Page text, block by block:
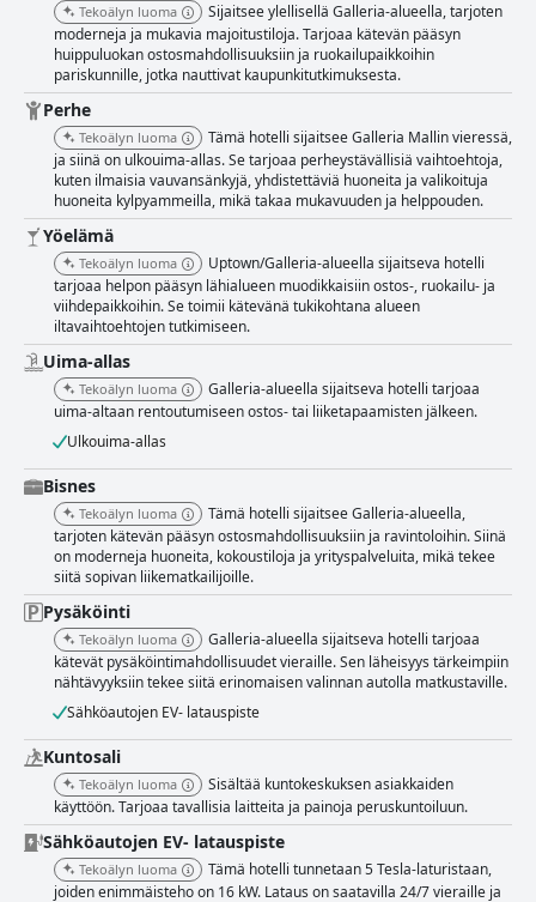
Tekoälyn luoma
Sijaitsee ylellisellä Galleria-alueella, tarjoten
moderneja ja mukavia majoitustiloja. Tarjoaa kätevän pääsyn
huippuluokan ostosmahdollisuuksiin ja ruokailupaikkoihin
pariskunnille, jotka nauttivat kaupunkitutkimuksesta.
Perhe
Tekoälyn luoma
Tämä hotelli sijaitsee Galleria Mallin vieressä,
ja siinä on ulkouima-allas. Se tarjoaa perheystävällisiä vaihtoehtoja,
kuten ilmaisia vauvansänkyjä, yhdistettäviä huoneita ja valikoituja
huoneita kylpyammeilla, mikä takaa mukavuuden ja helppouden.
Yöelämä
Tekoälyn luoma
Uptown/Galleria-alueella sijaitseva hotelli
tarjoaa helpon pääsyn lähialueen muodikkaisiin ostos-, ruokailu- ja
viihdepaikkoihin. Se toimii kätevänä tukikohtana alueen
iltavaihtoehtojen tutkimiseen.
Uima-allas
Tekoälyn luoma
Galleria-alueella sijaitseva hotelli tarjoaa
uima-altaan rentoutumiseen ostos- tai liiketapaamisten jälkeen.
Ulkouima-allas
Bisnes
Tekoälyn luoma
Tämä hotelli sijaitsee Galleria-alueella,
tarjoten kätevän pääsyn ostosmahdollisuuksiin ja ravintoloihin. Siinä
on moderneja huoneita, kokoustiloja ja yrityspalveluita, mikä tekee
siitä sopivan liikematkailijoille.
Pysäköinti
Tekoälyn luoma
Galleria-alueella sijaitseva hotelli tarjoaa
kätevät pysäköintimahdollisuudet vieraille. Sen läheisyys tärkeimpiin
nähtävyyksiin tekee siitä erinomaisen valinnan autolla matkustaville.
Sähköautojen EV- latauspiste
Kuntosali
Tekoälyn luoma
Sisältää kuntokeskuksen asiakkaiden
käyttöön. Tarjoaa tavallisia laitteita ja painoja peruskuntoiluun.
Sähköautojen EV- latauspiste
Tekoälyn luoma
Tämä hotelli tunnetaan 5 Tesla-laturistaan,
joiden enimmäisteho on 16 kW. Lataus on saatavilla 24/7 vieraille ja